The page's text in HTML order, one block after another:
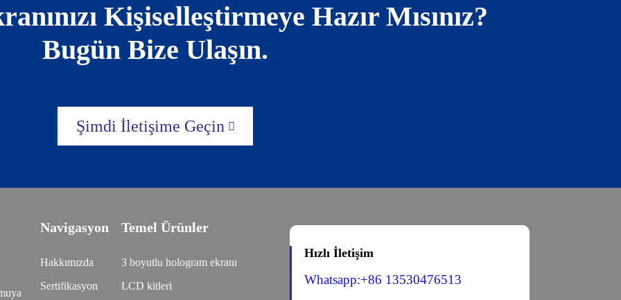
Kişiselleştirmeye Hazır Mısınız?
Bugün Bize Ulaşın.
Şimdi İletişime Geçin
Navigasyon
Hakkımızda
Sertifikasyon
Temel Ürünler
3 boyutlu hologram ekranı
LCD kitleri
Hızlı İletişim
Whatsapp:+86 13530476513